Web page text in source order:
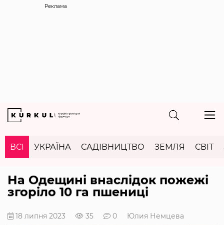
Реклама
ВСІ УКРАЇНА САДІВНИЦТВО ЗЕМЛЯ СВІТ
На Одещині внаслідок пожежі
згоріло 10 га пшениці
18 липня 2023 35 0 Юлия Немцева